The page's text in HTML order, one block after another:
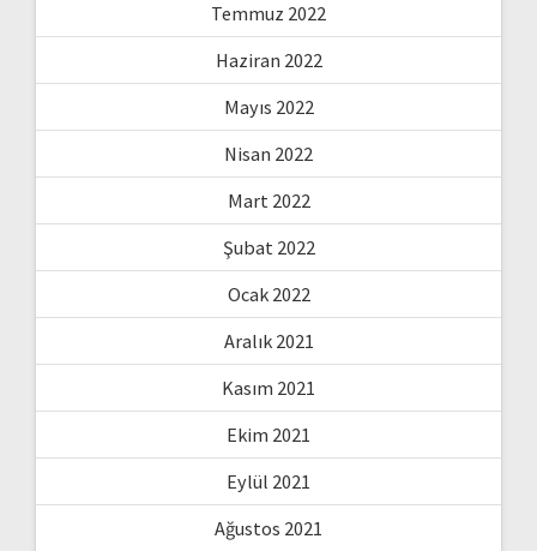
Temmuz 2022
Haziran 2022
Mayıs 2022
Nisan 2022
Mart 2022
Şubat 2022
Ocak 2022
Aralık 2021
Kasım 2021
Ekim 2021
Eylül 2021
Ağustos 2021